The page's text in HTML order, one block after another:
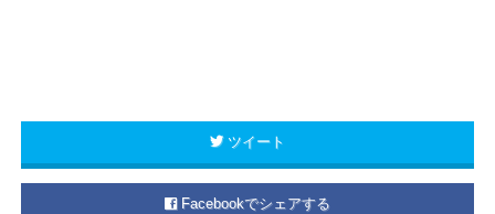
ツイート
Facebookでシェアする